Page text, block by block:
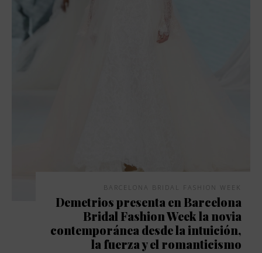
BARCELONA BRIDAL FASHION WEEK
Demetrios presenta en Barcelona
Bridal Fashion Week la novia
contemporánea desde la intuición,
la fuerza y el romanticismo